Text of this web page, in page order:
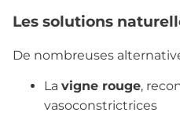
Les solutions
De nombreuses
La vigne rouge,
vasoconstrictrices